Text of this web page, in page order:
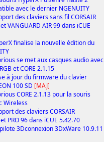
avec le dernier NGENUITY
des claviers sans fil CORSAIR
VANGUARD AIR 99 dans iCUE
finalise la nouvelle édition du
se met aux casques audio avec
et CORE 2.1.15
à jour du firmware du clavier
100 SD [MAJ]
CORE 2.1.13 pour la souris
Wireless
des claviers CORSAIR
PRO 96 dans iCUE 5.42.70
3Dconnexion 3DxWare 10.9.11